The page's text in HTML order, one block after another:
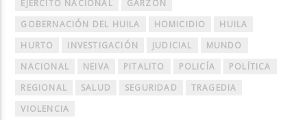
EJERCITO NACIONAL
GARZÓN
GOBERNACIÓN DEL HUILA
HOMICIDIO
HUILA
HURTO
INVESTIGACIÓN JUDICIAL
MUNDO
NACIONAL
NEIVA PITALITO POLICÍA
POLÍTICA
REGIONAL
SALUD SEGURIDAD
TRAGEDIA
VIOLENCIA